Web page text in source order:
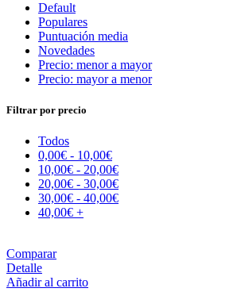
Default
Populares
Puntuación media
Novedades
Precio: menor a mayor
Precio: mayor a menor
Filtrar por precio
Todos
0,00€ - 10,00€
10,00€ - 20,00€
20,00€ - 30,00€
30,00€ - 40,00€
40,00€ +
Comparar
Detalle
Añadir al carrito